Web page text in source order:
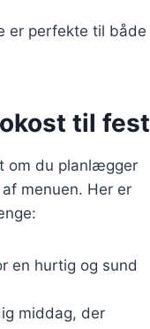
er perfekte til både
til fest
om du planlægger
menuen. Her er
en hurtig og sund
middag, der